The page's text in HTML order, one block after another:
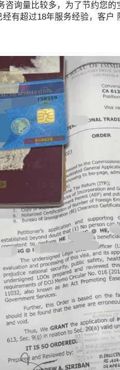
询量比较多，为了节约您
有超过18年服务经验，客